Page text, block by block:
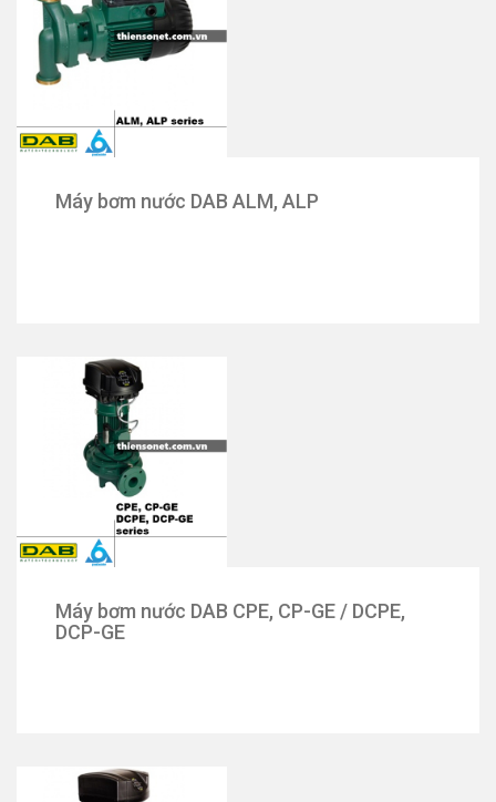
Máy bơm nước DAB ALM, ALP
Máy bơm nước DAB CPE, CP-GE / DCPE,
DCP-GE